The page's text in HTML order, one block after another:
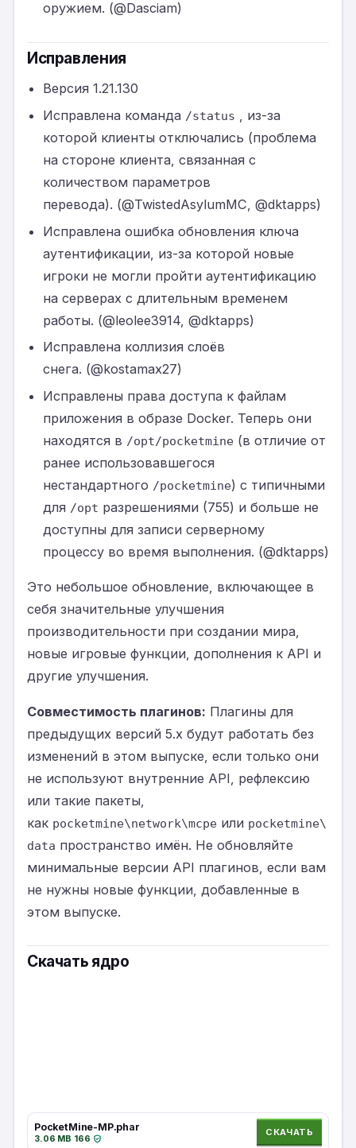
оружием. (@Dasciam)
Исправления
Версия 1.21.130
Исправлена команда /status
, из-за
которой клиенты отключались (проблема
на стороне клиента, связанная с
количеством параметров
перевода). (@TwistedAsylumMC, @dktapps)
Исправлена ошибка обновления ключа
аутентификации, из-за которой новые
игроки не могли пройти аутентификацию
на серверах с длительным временем
работы. (@leolee3914, @dktapps)
Исправлена коллизия слоёв
снега. (@kostamax27)
Исправлены права доступа к файлам
приложения в образе Docker. Теперь они
находятся в /opt/pocketmine(в отличие от
ранее использовавшегося
нестандартного /pocketmine) с типичными
для /opt разрешениями (755) и больше не
доступны для записи серверному
процессу во время выполнения. (@dktapps)
Это небольшое обновление, включающее в
себя значительные улучшения
производительности при создании мира,
новые игровые функции, дополнения к API и
другие улучшения.
Совместимость плагинов: Плагины для
предыдущих версий 5.x будут работать без
изменений в этом выпуске, если только они
не используют внутренние API, рефлексию
или такие пакеты,
как pocketmine\network\mcpe или pocketmine\
data пространство имён. Не обновляйте
минимальные версии API плагинов, если вам
не нужны новые функции, добавленные в
этом выпуске.
Скачать ядро
PocketMine-MP.phar
3.06 MB·166·
СКАЧАТЬ